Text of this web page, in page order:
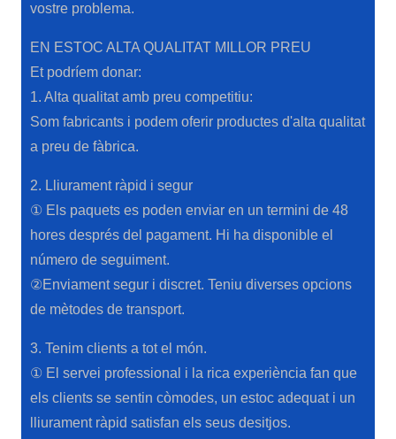
vostre problema.
EN ESTOC ALTA QUALITAT MILLOR PREU
Et podríem donar:
1. Alta qualitat amb preu competitiu:
Som fabricants i podem oferir productes d'alta qualitat
a preu de fàbrica.
2. Lliurament ràpid i segur
① Els paquets es poden enviar en un termini de 48
hores després del pagament. Hi ha disponible el
número de seguiment.
②Enviament segur i discret. Teniu diverses opcions
de mètodes de transport.
3. Tenim clients a tot el món.
① El servei professional i la rica experiència fan que
els clients se sentin còmodes, un estoc adequat i un
lliurament ràpid satisfan els seus desitjos.